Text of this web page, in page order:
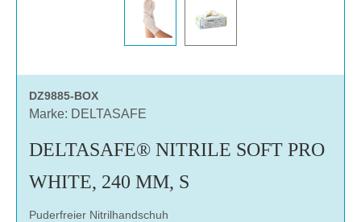
DZ9885-BOX
Marke: DELTASAFE
DELTASAFE® NITRILE SOFT PRO
WHITE, 240 MM, S
Puderfreier Nitrilhandschuh